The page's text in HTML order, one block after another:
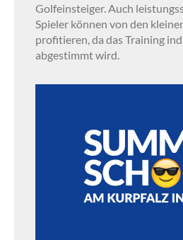
Golfeinsteiger. Auch
Spieler können von den
profitieren, da das Training
abgestimmt wird.